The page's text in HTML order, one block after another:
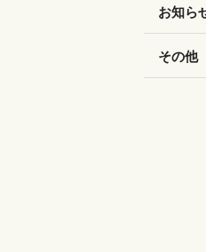
お知ら
その他